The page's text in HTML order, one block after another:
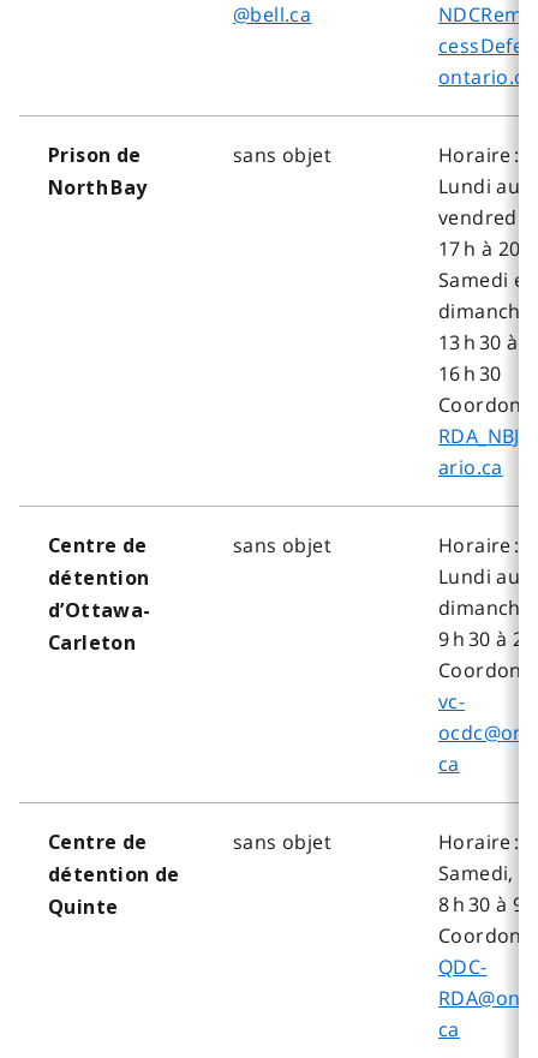
@bell.ca
ontario.ca
Prison de
North Bay
sans objet
Horaire :
Lundi au
vendredi,
17 h à 20
Samedi et
13 h 30 à
16 h 30
ario.ca
Centre de
détention
d’Ottawa-
Carleton
sans objet
Horaire :
Lundi au
9 h 30 à
vc-
ca
Centre de
détention de
Quinte
sans objet
Horaire :
Samedi,
8 h 30 à 9
QDC-
ca